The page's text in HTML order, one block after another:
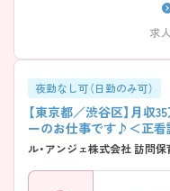
求
夜勤なし可（日勤のみ可）
【東京都／渋谷区】月収
ーのお仕事です♪＜正看
ル・アンジェ株式会社 訪問